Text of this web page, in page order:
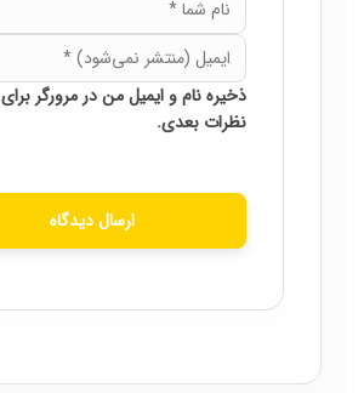
ذخیره نام و ایمیل من در مرورگر برای
نظرات بعدی.
ارسال دیدگاه